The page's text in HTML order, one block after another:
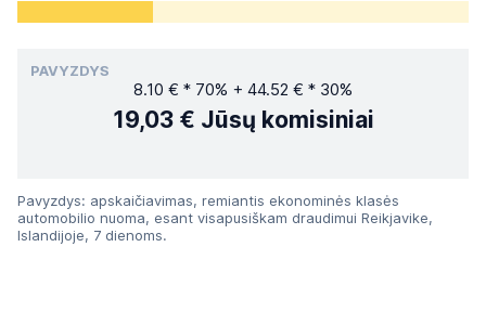
PAVYZDYS
8.10 € * 70% + 44.52 € * 30%
19,03 € Jūsų komisiniai
Pavyzdys: apskaičiavimas, remiantis ekonominės klasės
automobilio nuoma, esant visapusiškam draudimui Reikjavike,
Islandijoje, 7 dienoms.